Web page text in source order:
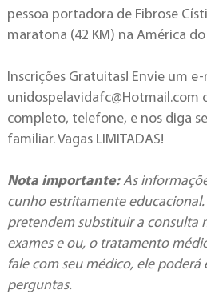
pessoa portadora de Fibrose
maratona (42 KM) na América do
Inscrições Gratuitas! Envie um
unidospelavidafc@Hotmail.com
completo, telefone, e nos diga
familiar. Vagas LIMITADAS!
Nota importante:As
cunho estritamente
pretendem substituir a consulta
exames e ou, o tratamento
fale com seu médico, ele poderá
perguntas.